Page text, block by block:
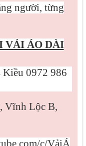
người, từng
VẢI ÁO DÀI
0972 986
Vĩnh Lộc B,